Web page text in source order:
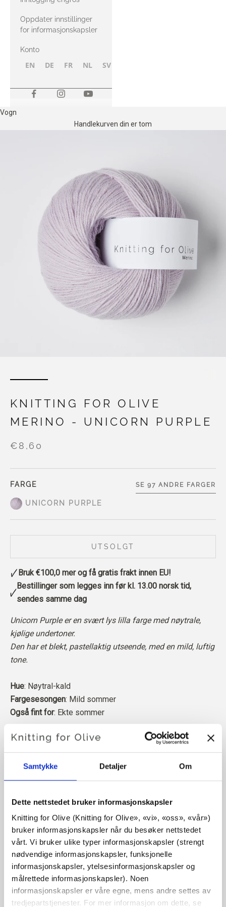
Samtykke Detaljer Om
Dette nettstedet bruker informasjonskapsler
Knitting for Olive (Knitting for Olive», «vi», «oss», «vår»)
bruker informasjonskapsler når du besøker nettstedet
vårt. Vi bruker ulike typer informasjonskapsler (strengt
nødvendige informasjonskapsler, funksjonelle
informasjonskapsler, ytelsesinformasjonskapsler og
målrettede informasjonskapsler). Noen
informasjonskapsler er våre egne, mens andre settes av
tredjepartstjenester. For mer informasjon om dette, se
Oppdater innstillinger
for informasjonskapsler
Konto
EN DE FR NL SV
Vogn
Handlekurven din er tom
KNITTING FOR OLIVE
MERINO - UNICORN PURPLE
€8,60
FARGE
UNICORN PURPLE
SE 97 ANDRE FARGER
UTSOLGT
Bruk€100,0 mer og få gratis frakt innen EU!
Bestillinger som legges inn før kl. 13.00 norsk tid,
sendes samme dag
Unicorn Purple er en svært lys lilla farge med nøytrale,
kjølige undertoner.
Den har et blekt, pastellaktig utseende, med en mild, luftig
tone.
Hue: Nøytral-kald
Fargesesongen: Mild sommer
Også fint for: Ekte sommer
Merinoullen vår kommer fra sauer som er avlet opp i
Patagonia, der mulesing ikke praktiseres. Ullen kan
spores direkte tilbake til gården den kommer fra. På
denne måten vet vi nøyaktig hvilken gård, hvilke bønder og
Merinoull har mange gode egenskaper. Den er
temperaturregulerende. Det vil si at ullen holder kroppen
varm i kaldt vær, og frigjør varme i varmt vær, slik at huden
holdes kjølig. Samtidig kan ull, i likhet med silke,
transportere fuktighet bort fra huden, og kan absorbere 30
% av sin egen vekt uten å føles våt.